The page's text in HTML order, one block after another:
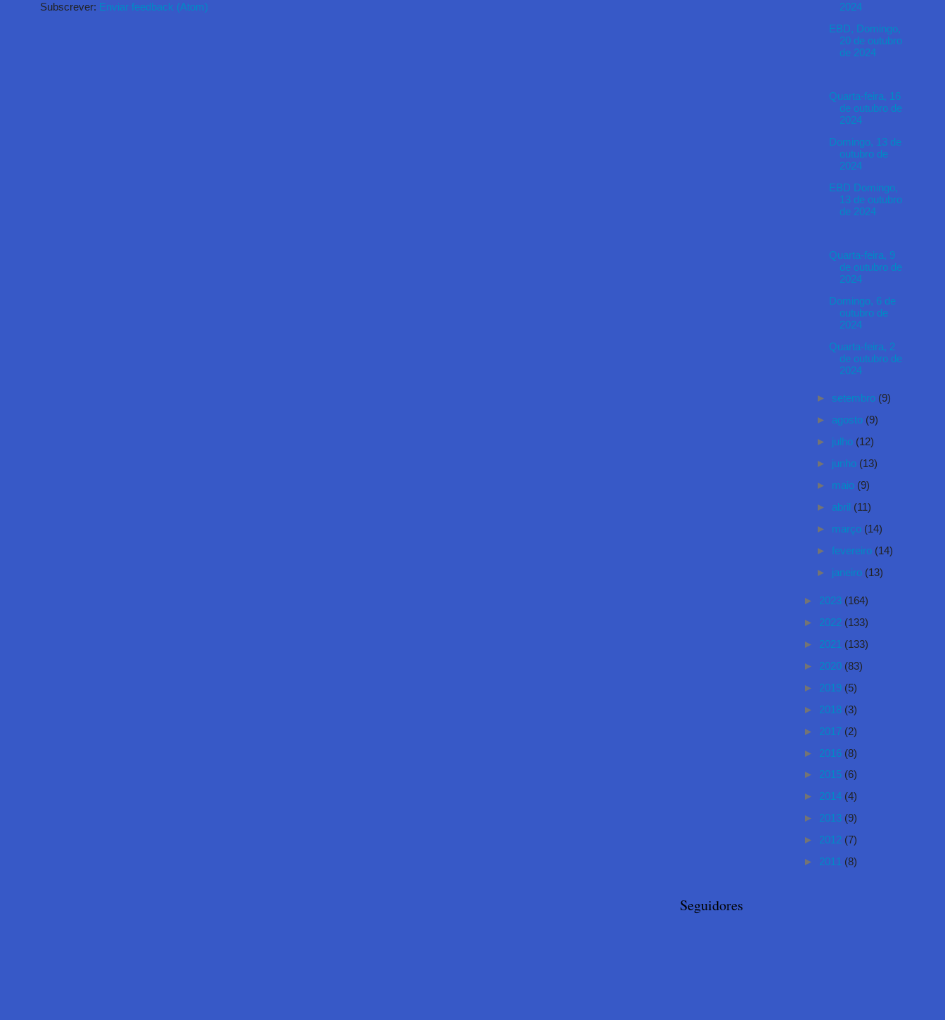
Subscrever: Enviar feedback (Atom)
2024
EBD, Domingo,
20 de outubro
de 2024
Quarta-feira, 16
de outubro de
2024
Domingo, 13 de
outubro de
2024
EBD Domingo,
13 de outubro
de 2024
Quarta-feira, 9
de outubro de
2024
Domingo, 6 de
outubro de
2024
Quarta-feira, 2
de outubro de
2024
► setembro (9)
► agosto (9)
► julho (12)
► junho (13)
► maio (9)
► abril (11)
► março (14)
► fevereiro (14)
► janeiro (13)
► 2023 (164)
► 2022 (133)
► 2021 (133)
► 2020 (83)
► 2019 (5)
► 2018 (3)
► 2017 (2)
► 2016 (8)
► 2015 (6)
► 2014 (4)
► 2013 (9)
► 2012 (7)
► 2011 (8)
Seguidores